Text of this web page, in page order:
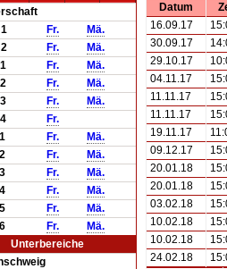
Fr.
Mä.
Fr.
Mä.
Fr.
Mä.
Fr.
Mä.
Fr.
Mä.
Fr.
Fr.
Mä.
Fr.
Mä.
Fr.
Mä.
Fr.
Mä.
Fr.
Mä.
Fr.
Mä.
Unterbereiche
Datum
16.09.17
30.09.17
29.10.17
04.11.17
11.11.17
11.11.17
19.11.17
09.12.17
20.01.18
20.01.18
03.02.18
10.02.18
10.02.18
24.02.18